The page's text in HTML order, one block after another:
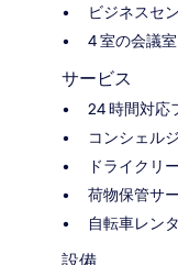
ビジネスセ
4 室の会議室
サービス
24 時間対応
コンシェル
ドライクリ
荷物保管サ
自転車レン